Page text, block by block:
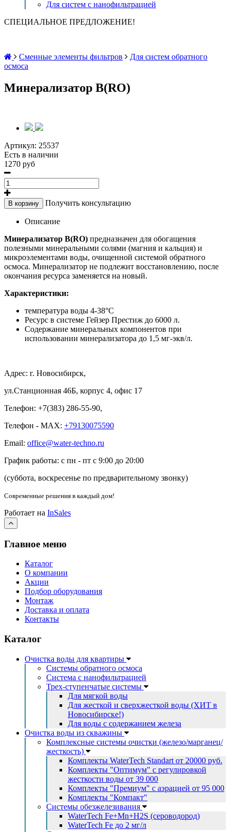
Для систем с нанофильтрацией
СПЕЦИАЛЬНОЕ ПРЕДЛОЖЕНИЕ!
Сменные элементы фильтров
Для систем обратного
осмоса
Минерализатор B(RO)
Артикул: 25537
Есть в наличии
1270 руб
В корзину Получить консультацию
Описание
Минерализатор B(RO) предназначен для обогащения
полезными минеральными солями (магния и кальция) и
микроэлементами воды, очищенной системой обратного
осмоса. Минерализатор не подлежит восстановлению, после
окончания ресурса заменяется на новый.
Характеристики:
температура воды 4-38°С
Ресурс в системе Гейзер Престиж до 6000 л.
Содержание минеральных компонентов при
использовании минерализатора до 1,5 мг-экв/л.
Адрес: г. Новосибирск,
ул.Станционная 46Б, корпус 4, офис 17
Телефон: +7(383) 286-55-90,
Телефон - MAX: +79130075590
Email: office@water-techno.ru
График работы: с пн - пт с 9:00 до 20:00
(суббота, воскресенье по предварительному звонку)
Современные решения в каждый дом!
Работает на InSales
Главное меню
Каталог
О компании
Акции
Подбор оборудования
Монтаж
Доставка и оплата
Контакты
Каталог
Очистка воды для квартиры
Системы обратного осмоса
Система с нанофильтрацией
Трех-ступенчатые системы
Для мягкой воды
Для жесткой и сверхжесткой воды (ХИТ в
Новосибирске!)
Для воды с содержанием железа
Очистка воды из скважины
Комплексные системы очистки (железо/марганец/
жесткость)
Комплекты WaterTech Standart от 20000 руб.
Комплекты "Оптимум" с регулировкой
жесткости воды от 39 000
Комплекты "Премиум" с аэрацией от 95 000
Комплекты "Компакт"
Системы обезжелезивания
WaterTech Fe+Mn+H2S (сероводород)
WaterTech Fe до 2 мг/л